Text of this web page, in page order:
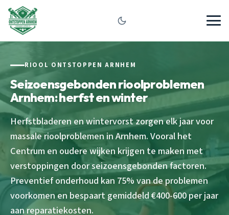
RIOOL ONTSTOPPEN ARNHEM
Seizoensgebonden rioolproblemen
Arnhem: herfst en winter
Herfstbladeren en wintervorst zorgen elk jaar voor
massale rioolproblemen in Arnhem. Vooral het
Centrum en oudere wijken krijgen te maken met
verstoppingen door seizoensgebonden factoren.
Preventief onderhoud kan 75% van de problemen
voorkomen en bespaart gemiddeld €400-600 per jaar
aan reparatiekosten.